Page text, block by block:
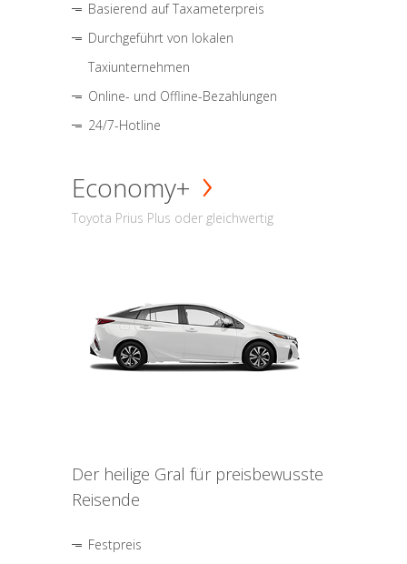
Basierend auf Taxameterpreis
Durchgeführt von lokalen
Taxiunternehmen
Online- und Offline-Bezahlungen
24/7-Hotline
Economy+
Toyota Prius Plus oder gleichwertig
Der heilige Gral für preisbewusste
Reisende
Festpreis